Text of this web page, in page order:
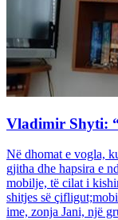
Vladimir Shyti:
Në dhomat e vogla,
gjitha dhe hapsira e
mobilje, të cilat i
shitjes së
ime, zonja Jani, një